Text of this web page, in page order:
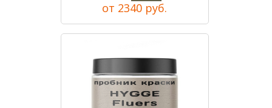
от 2340 руб.